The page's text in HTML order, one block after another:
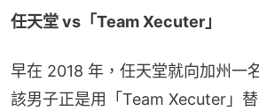
任天堂 vs「Team Xecuter」
早在 2018 年，任天堂就向加州一
該男子正是用「Team Xecuter」